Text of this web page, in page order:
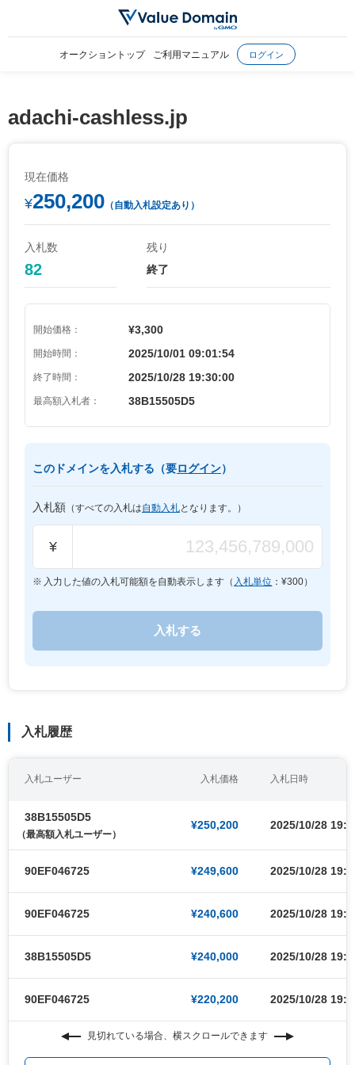
オークショントップ ご利用マニュアル ログイン
adachi-cashless.jp
現在価格
¥250,200 （自動入札設定あり）
入札数
82
残り
終了
開始価格： ¥3,300
開始時間： 2025/10/01 09:01:54
終了時間： 2025/10/28 19:30:00
最高額入札者： 38B15505D5
このドメインを入札する（要ログイン）
入札額 （すべての入札は自動入札となります。）
¥
入力した値の入札可能額を自動表示します（ 入札単位 ：¥300）
入札履歴
入札ユーザー 入札価格 入札日時
38B15505D5
（最高額入札ユーザー）
¥250,200 2025/10/28
90EF046725 ¥249,600 2025/10/28
90EF046725 ¥240,600 2025/10/28
38B15505D5 ¥240,000 2025/10/28
90EF046725 ¥220,200 2025/10/28
見切れている場合、横スクロールできます